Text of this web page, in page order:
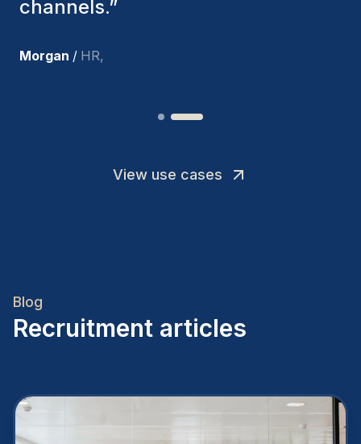
team members.
Joakin / Deputy-AMLCO
View use cases
Blog
Recruitment articles